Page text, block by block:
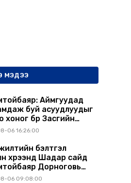
МЭДЭЭ
Аймгуудад
буй асуудлуудыг
хоног бүр Засгийн
хуралдаанд
06 16:26:00
бэлтгэл
хүрээнд Шадар сайд
Дорноговь
ажиллав
06 09:08:00